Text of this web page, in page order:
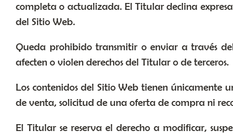
completa o actualizada. El Titular declina
del Sitio Web.
Queda prohibido transmitir o enviar a través
afecten o violen derechos del Titular o de terceros.
Los contenidos del Sitio Web tienen únicamente
de venta, solicitud de una oferta de compra ni
El Titular se reserva el derecho a modificar,